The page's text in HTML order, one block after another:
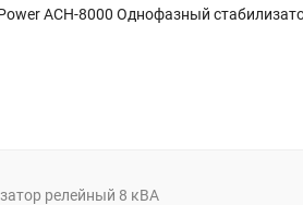
ACH-8000 Однофазный
релейный 8 кВА